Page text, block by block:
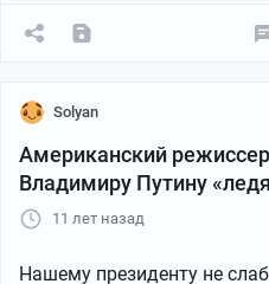
Solyan
Американский
Владимиру Путину
11 лет назад
Нашему президенту не